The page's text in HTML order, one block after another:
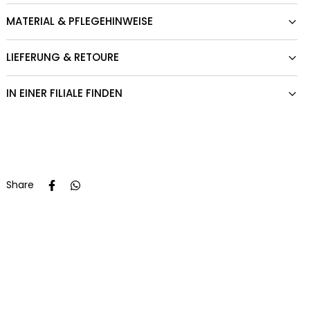
MATERIAL & PFLEGEHINWEISE
LIEFERUNG & RETOURE
IN EINER FILIALE FINDEN
Share